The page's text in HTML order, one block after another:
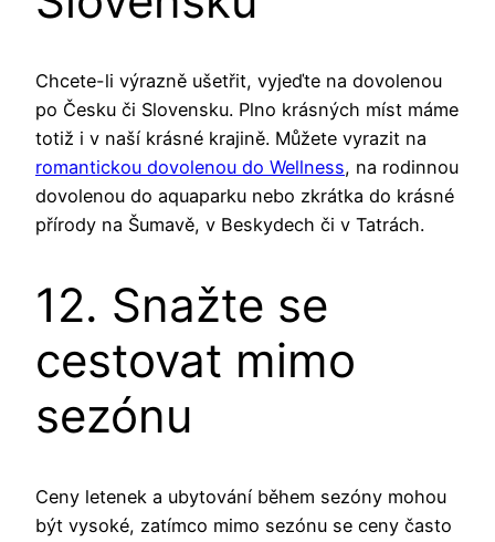
Chcete-li výrazně ušetřit, vyjeďte na dovolenou
po Česku či Slovensku. Plno krásných míst máme
totiž i v naší krásné krajině. Můžete vyrazit na
romantickou dovolenou do Wellness, na rodinnou
dovolenou do aquaparku nebo zkrátka do krásné
přírody na Šumavě, v Beskydech či v Tatrách.
12. Snažte se
cestovat mimo
sezónu
Ceny letenek a ubytování během sezóny mohou
být vysoké, zatímco mimo sezónu se ceny často